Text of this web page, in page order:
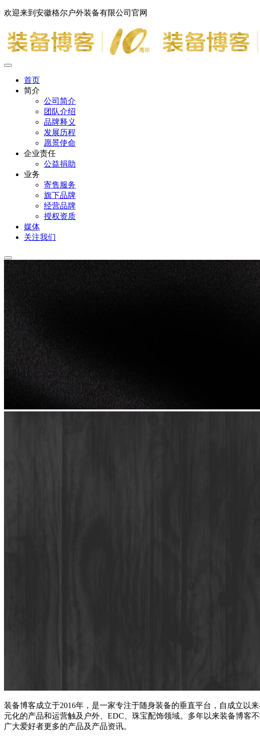
欢迎来到安徽格尔户外装备有限公司官网
首页
简介
公司简介
团队介绍
品牌释义
发展历程
愿景使命
企业责任
公益捐助
业务
寄售服务
旗下品牌
经营品牌
授权资质
媒体
关注我们
装备博客成立于2016年，是一家专注于随身装备的垂直平台，自成立以
元化的产品和运营触及户外、EDC、珠宝配饰领域。多年以来装备博客
广大爱好者更多的产品及产品资讯。